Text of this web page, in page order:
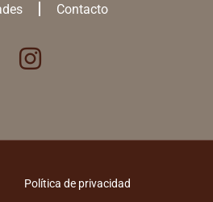
Contacto
Política de privacidad